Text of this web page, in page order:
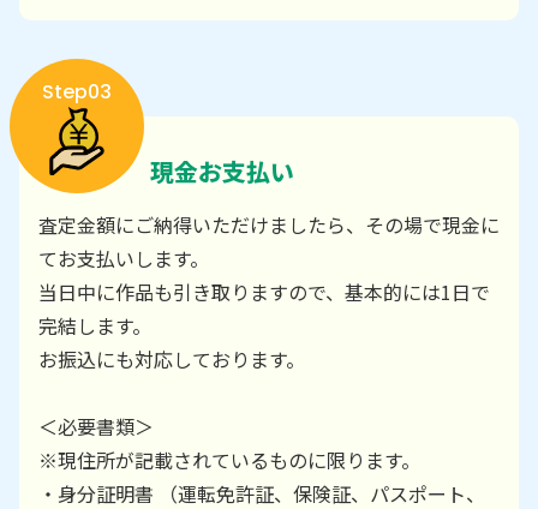
Step03
現金お支払い
査定金額にご納得いただけましたら、その場で現金に
てお支払いします。
当日中に作品も引き取りますので、基本的には1日で
完結します。
お振込にも対応しております。
＜必要書類＞
※現住所が記載されているものに限ります。
・身分証明書 （運転免許証、保険証、パスポート、